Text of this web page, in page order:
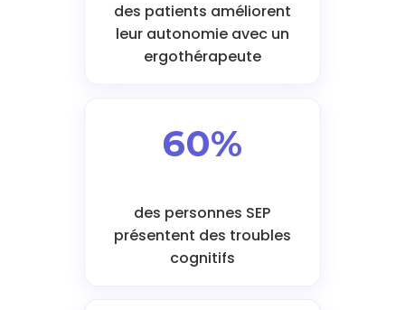
des patients améliorent
leur autonomie avec un
ergothérapeute
60%
des personnes SEP
présentent des troubles
cognitifs